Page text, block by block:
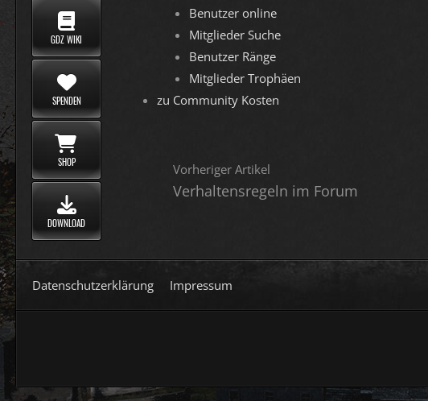
GDZ WIKI
SPENDEN
SHOP
DOWNLOAD
Benutzer online
Mitglieder Suche
Benutzer Ränge
Mitglieder Trophäen
zu Community Kosten
Vorheriger Artikel
Verhaltensregeln im Forum
Datenschutzerklärung Impressum